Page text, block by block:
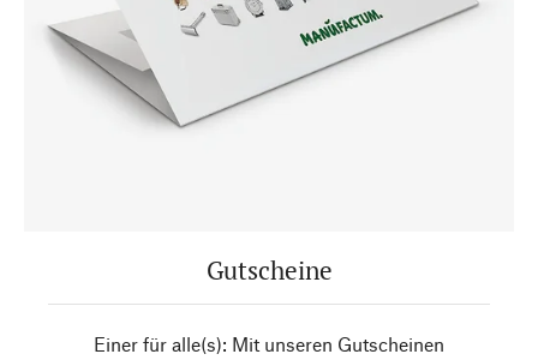
Gutscheine
Einer für alle(s): Mit unseren Gutscheinen